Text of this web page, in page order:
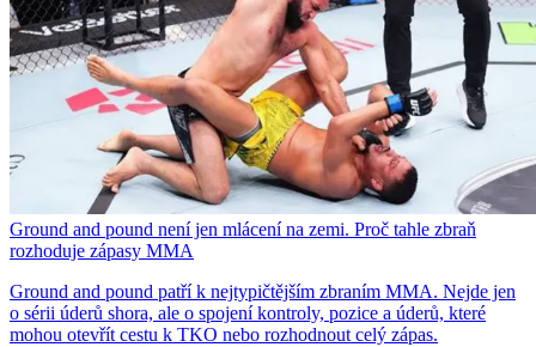
Ground and pound není jen mlácení na zemi. Proč tahle zbraň
rozhoduje zápasy MMA
Ground and pound patří k nejtypičtějším zbraním MMA. Nejde jen
o sérii úderů shora, ale o spojení kontroly, pozice a úderů, které
mohou otevřít cestu k TKO nebo rozhodnout celý zápas.